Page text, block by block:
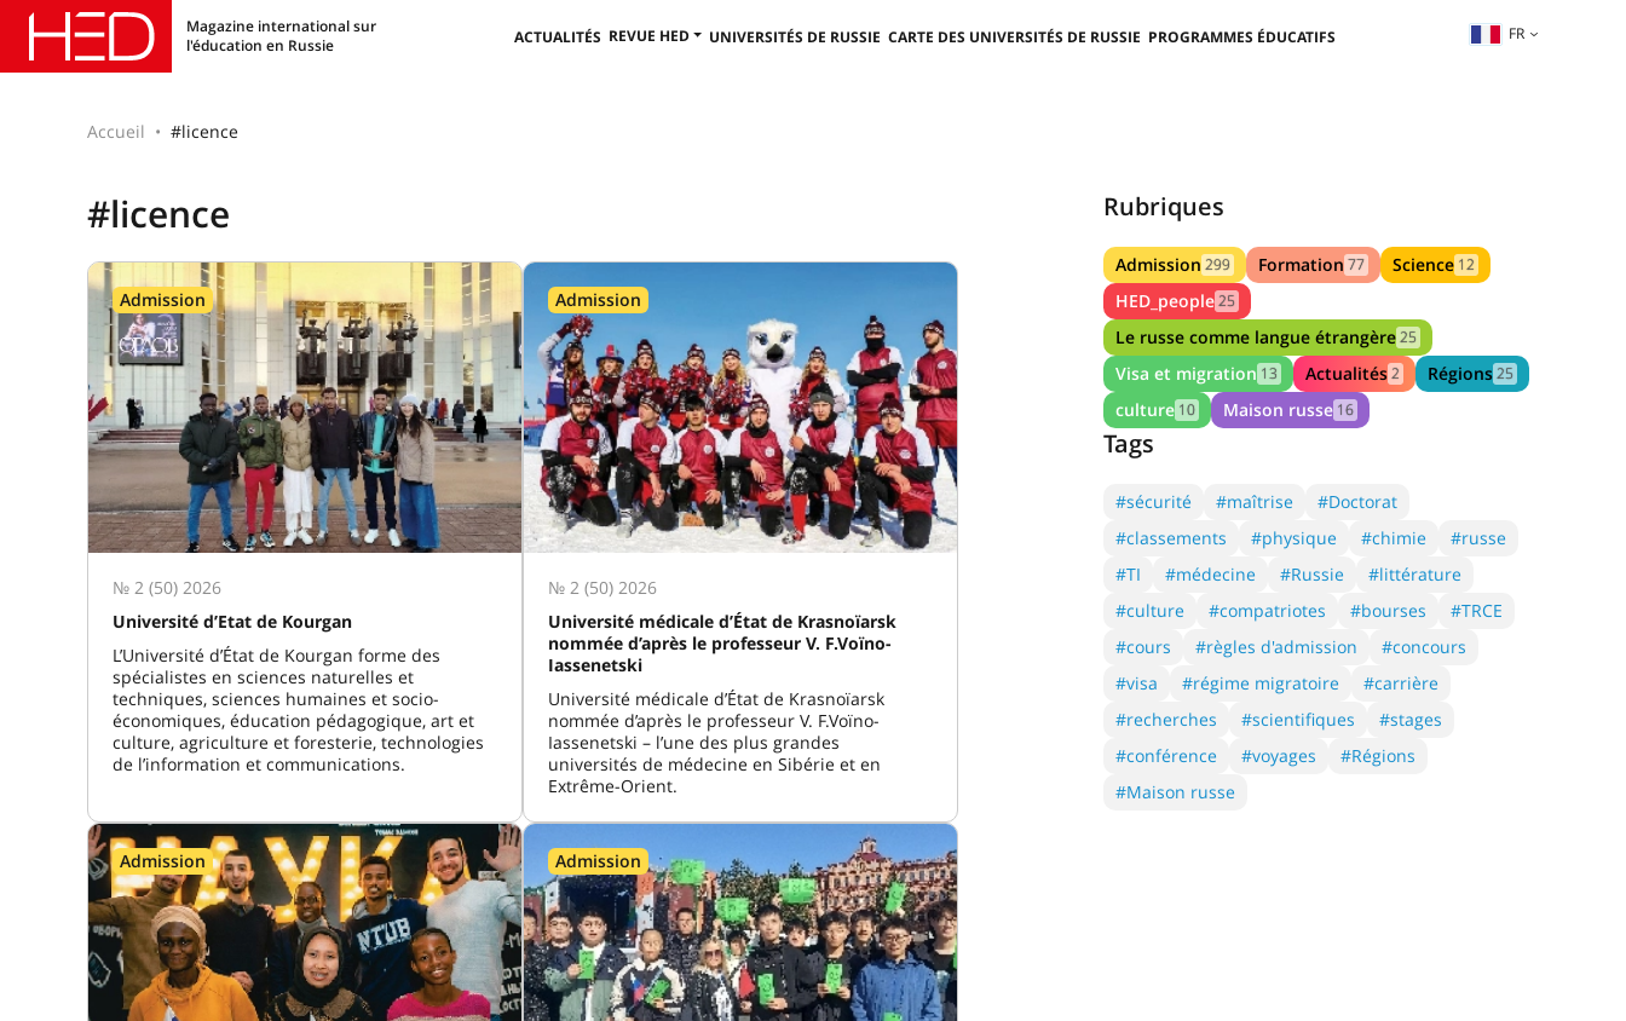
Magazine international sur
l'éducation en Russie
ACTUALITÉS REVUE HED UNIVERSITÉS DE RUSSIE CARTE DES UNIVERSITÉS DE RUSSIE PROGRAMMES ÉDUCATIFS FR
Accueil #licence
#licence
Admission
№ 2 (50) 2026
Université d’Etat de Kourgan
L’Université d’État de Kourgan forme des
spécialistes en sciences naturelles et
techniques, sciences humaines et socio-
économiques, éducation pédagogique, art et
culture, agriculture et foresterie, technologies
de l’information et communications.
Admission
№ 2 (50) 2026
Université médicale d’État de Krasnoïarsk
nommée d’après le professeur V. F.Voïno-
Iassenetski
Université médicale d’État de Krasnoïarsk
nommée d’après le professeur V. F.Voïno-
Iassenetski – l’une des plus grandes
universités de médecine en Sibérie et en
Extrême-Orient.
Admission Admission
Rubriques
Admission 299 Formation 77 Science 12
HED_people25
Le russe comme langue étrangère25
Visa et migration 13 Actualités2 Régions25
culture 10 Maison russe 16
Tags
#sécurité #maîtrise
#Doctorat
#classements
#physique #chimie
#russe
#TI
#médecine #Russie
#littérature
#culture
#compatriotes #bourses
#TRCE
#cours
#règles d'admission
#concours
#visa
#régime migratoire
#carrière
#recherches
#scientifiques
#stages
#conférence
#voyages
#Régions
#Maison russe